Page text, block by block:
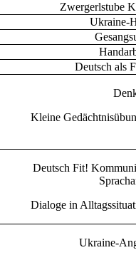
Zwergerlstube
Ukraine-
Deutsch als
Kleine
Deutsch Fit!
Dialoge in
Ukraine-